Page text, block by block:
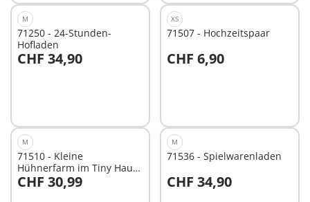
M
71250 - 24-Stunden-
Hofladen
CHF 34,90
In den Warenkorb
XS
71507 - Hochzeitspaar
CHF 6,90
In den Warenkorb
M
71510 - Kleine
Hühnerfarm im Tiny Haus
Garten
CHF 30,99
In den Warenkorb
M
71536 - Spielwarenladen
CHF 34,90
In den Warenkorb